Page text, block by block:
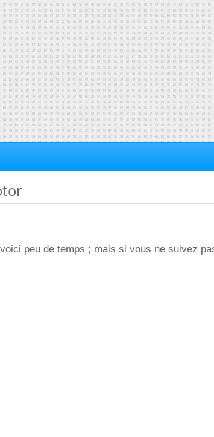
peu de temps ; mais si vous ne suivez